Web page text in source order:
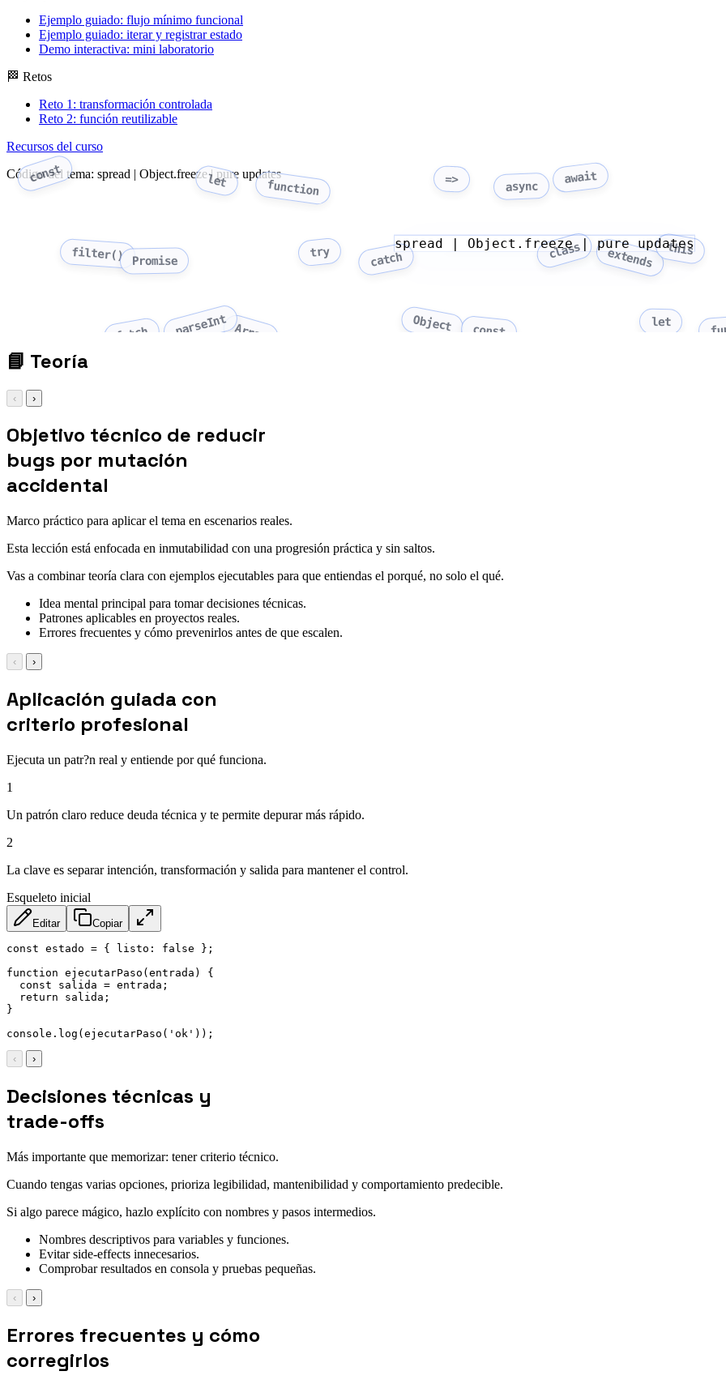
Ejemplo guiado: flujo mínimo funcional
Ejemplo guiado: iterar y registrar estado
Demo interactiva: mini laboratorio
🏁 Retos
Reto 1: transformación controlada
Reto 2: función reutilizable
Recursos del curso
Código del tema: spread | Object.freeze | pure updates
const let function =>
async
await
filter() Promise
try catch class extends this
fetch parseInt Array Object const
let
spread | Object.freeze | pure updates
📘 Teoría
‹ ›
Objetivo técnico de reducir
bugs por mutación
accidental
Marco práctico para aplicar el tema en escenarios reales.
Esta lección está enfocada en inmutabilidad con una progresión práctica y sin saltos.
Vas a combinar teoría clara con ejemplos ejecutables para que entiendas el porqué, no solo el qué.
Idea mental principal para tomar decisiones técnicas.
Patrones aplicables en proyectos reales.
Errores frecuentes y cómo prevenirlos antes de que escalen.
‹ ›
Aplicación guiada con
criterio profesional
Ejecuta un patr?n real y entiende por qué funciona.
1
Un patrón claro reduce deuda técnica y te permite depurar más rápido.
2
La clave es separar intención, transformación y salida para mantener el control.
Esqueleto inicial
Editar Copiar
const estado = { listo : false } ;
function ejecutarPaso ( entrada )
{
const salida = entrada ;
return salida ;
}
console . log ( ejecutarPaso ( 'ok' ) ) ;
‹ ›
Decisiones técnicas y
trade-offs
Más importante que memorizar: tener criterio técnico.
Cuando tengas varias opciones, prioriza legibilidad, mantenibilidad y comportamiento predecible.
Si algo parece mágico, hazlo explícito con nombres y pasos intermedios.
Nombres descriptivos para variables y funciones.
Evitar side-effects innecesarios.
Comprobar resultados en consola y pruebas pequeñas.
‹ ›
Errores frecuentes y cómo
corregirlos